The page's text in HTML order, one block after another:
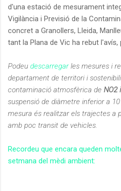
d'una estació de mesurament
Vigilància i Previsió de la
concret a Granollers, Lleida,
tant la Plana de Vic ha rebut l'avís,
Podeu descarregarles mesures i
departament de territori i
contaminació atmosfèrica de NO2
suspensió de diàmetre inferior a
mesura és realitzar els trajectes a
amb poc transit de vehicles.
Recordeu que encara queden
setmana del mèdi ambient: